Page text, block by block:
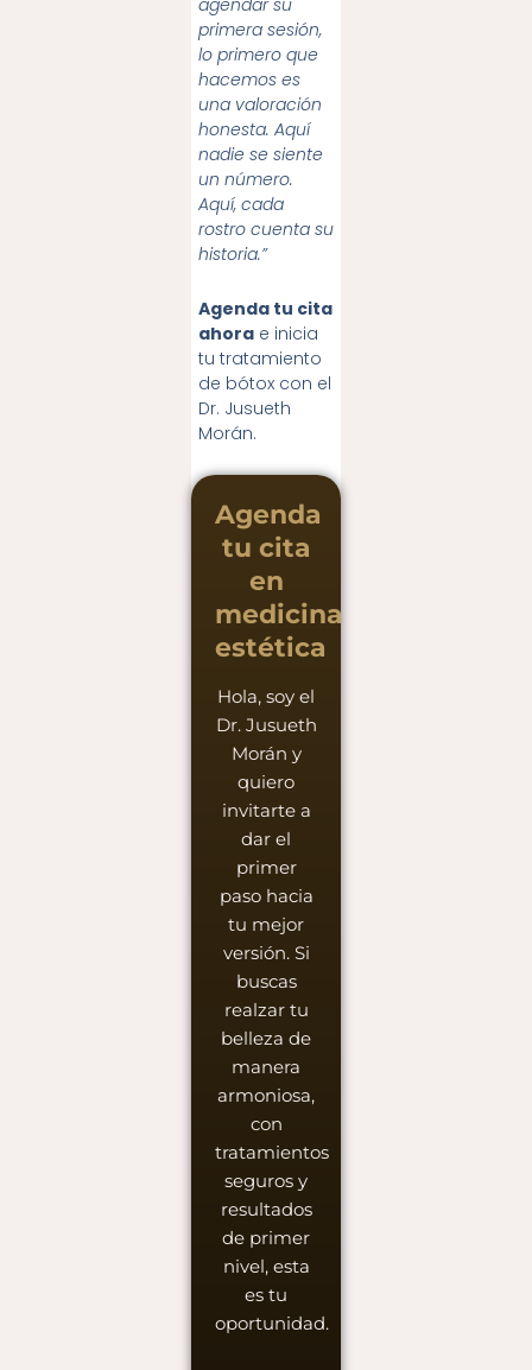
agendar su
primera sesión,
lo primero que
hacemos es
una valoración
honesta. Aquí
nadie se siente
un número.
Aquí, cada
rostro cuenta su
historia.”
Agenda tu cita
ahorae inicia
tu tratamiento
de bótox con el
Dr. Jusueth
Morán.
Agenda
tu cita
en
medicina
estética
Hola, soy el
Dr. Jusueth
Morán y
quiero
invitarte a
dar el
primer
paso hacia
tu mejor
versión. Si
buscas
realzar tu
belleza de
manera
armoniosa,
con
tratamientos
seguros y
resultados
de primer
nivel, esta
es tu
oportunidad.